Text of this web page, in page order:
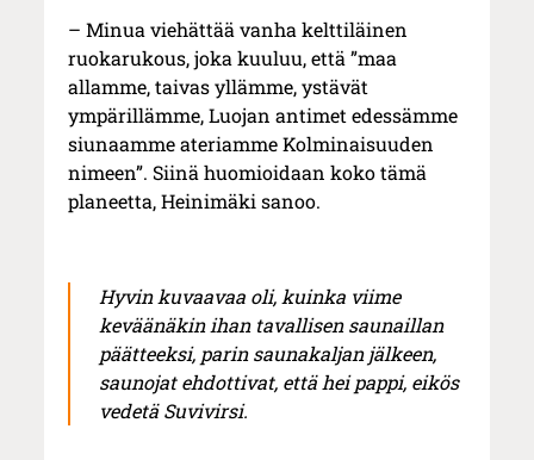
– Minua viehättää vanha kelttiläinen
ruokarukous, joka kuuluu, että ”maa
allamme, taivas yllämme, ystävät
ympärillämme, Luojan antimet edessämme
siunaamme ateriamme Kolminaisuuden
nimeen”. Siinä huomioidaan koko tämä
planeetta, Heinimäki sanoo.
Hyvin kuvaavaa oli, kuinka viime
keväänäkin ihan tavallisen saunaillan
päätteeksi, parin saunakaljan jälkeen,
saunojat ehdottivat, että hei pappi, eikös
vedetäSuvivirsi.